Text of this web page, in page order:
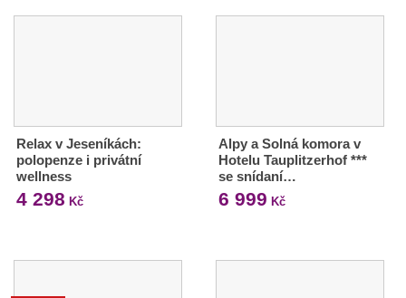
Relax v Jeseníkách:
polopenze i privátní
wellness
4 298 Kč
Alpy a Solná komora v
Hotelu Tauplitzerhof ***
se snídaní…
6 999 Kč